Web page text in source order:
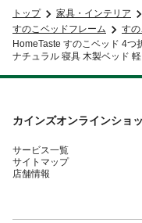
トップ 家具・インテリア
すのこベッドフレーム
す
HomeTaste すのこベッド 4つ
ナチュラル 寝具 木製ベッド
カインズオンラインショ
サービス一覧
サイトマップ
店舗情報